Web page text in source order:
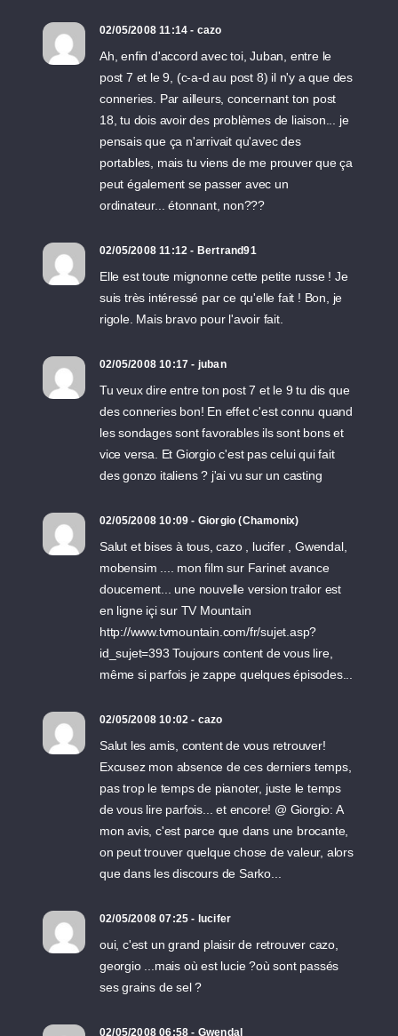
02/05/2008 11:14 - cazo
Ah, enfin d'accord avec toi, Juban, entre le
post 7 et le 9, (c-a-d au post 8) il n'y a que des
conneries. Par ailleurs, concernant ton post
18, tu dois avoir des problèmes de liaison... je
pensais que ça n'arrivait qu'avec des
portables, mais tu viens de me prouver que ça
peut également se passer avec un
ordinateur... étonnant, non???
02/05/2008 11:12 - Bertrand91
Elle est toute mignonne cette petite russe ! Je
suis très intéressé par ce qu'elle fait ! Bon, je
rigole. Mais bravo pour l'avoir fait.
02/05/2008 10:17 - juban
Tu veux dire entre ton post 7 et le 9 tu dis que
des conneries bon! En effet c'est connu quand
les sondages sont favorables ils sont bons et
vice versa. Et Giorgio c'est pas celui qui fait
des gonzo italiens ? j'ai vu sur un casting
02/05/2008 10:09 - Giorgio (Chamonix)
Salut et bises à tous, cazo , lucifer , Gwendal,
mobensim .... mon film sur Farinet avance
doucement... une nouvelle version trailor est
en ligne içi sur TV Mountain
http://www.tvmountain.com/fr/sujet.asp?
id_sujet=393 Toujours content de vous lire,
même si parfois je zappe quelques épisodes...
02/05/2008 10:02 - cazo
Salut les amis, content de vous retrouver!
Excusez mon absence de ces derniers temps,
pas trop le temps de pianoter, juste le temps
de vous lire parfois... et encore! @ Giorgio: A
mon avis, c'est parce que dans une brocante,
on peut trouver quelque chose de valeur, alors
que dans les discours de Sarko...
02/05/2008 07:25 - lucifer
oui, c'est un grand plaisir de retrouver cazo,
georgio ...mais où est lucie ?où sont passés
ses grains de sel ?
02/05/2008 06:58 - Gwendal